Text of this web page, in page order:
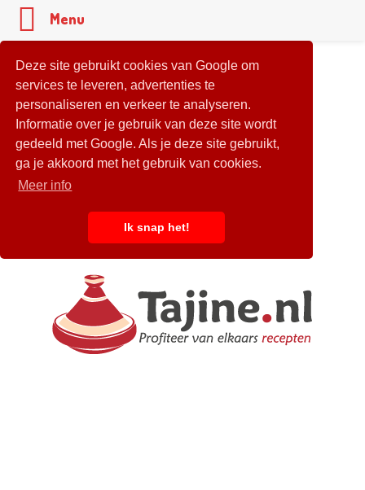
Deze site gebruikt cookies van Google om
services te leveren, advertenties te
personaliseren en verkeer te analyseren.
Informatie over je gebruik van deze site wordt
gedeeld met Google. Als je deze site gebruikt,
ga je akkoord met het gebruik van cookies.
Meer info
Ik snap het!
Menu